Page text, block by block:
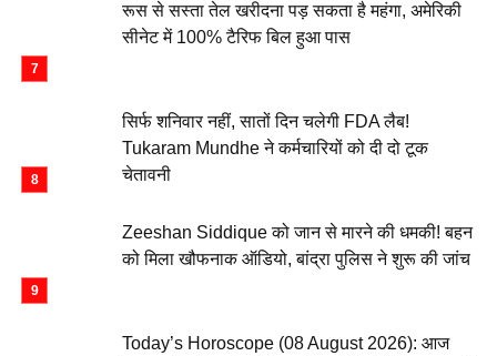
रूस से सस्ता तेल खरीदना पड़ सकता है महंगा, अमेरिकी
सीनेट में 100% टैरिफ बिल हुआ पास
सिर्फ शनिवार नहीं, सातों दिन चलेगी FDA लैब!
Tukaram Mundhe ने कर्मचारियों को दी दो टूक
चेतावनी
Zeeshan Siddique को जान से मारने की धमकी! बहन
को मिला खौफनाक ऑडियो, बांद्रा पुलिस ने शुरू की जांच
Today’s Horoscope (08 August 2026): आज